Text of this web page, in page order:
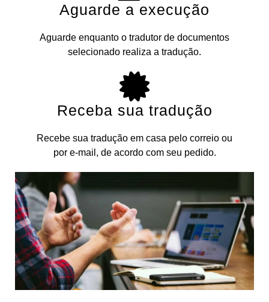
Aguarde a execução
Aguarde enquanto o tradutor de documentos
selecionado realiza a tradução.
Receba sua tradução
Recebe sua tradução em casa pelo correio ou
por e-mail, de acordo com seu pedido.